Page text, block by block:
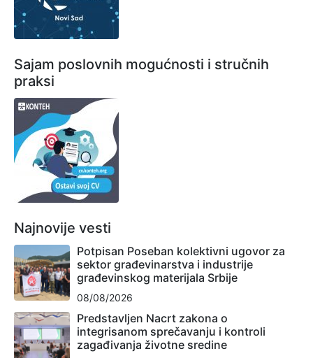
Sajam poslovnih mogućnosti i stručnih
praksi
Najnovije vesti
Potpisan Poseban kolektivni ugovor za
sektor građevinarstva i industrije
građevinskog materijala Srbije
08/08/2026
Predstavljen Nacrt zakona o
integrisanom sprečavanju i kontroli
zagađivanja životne sredine